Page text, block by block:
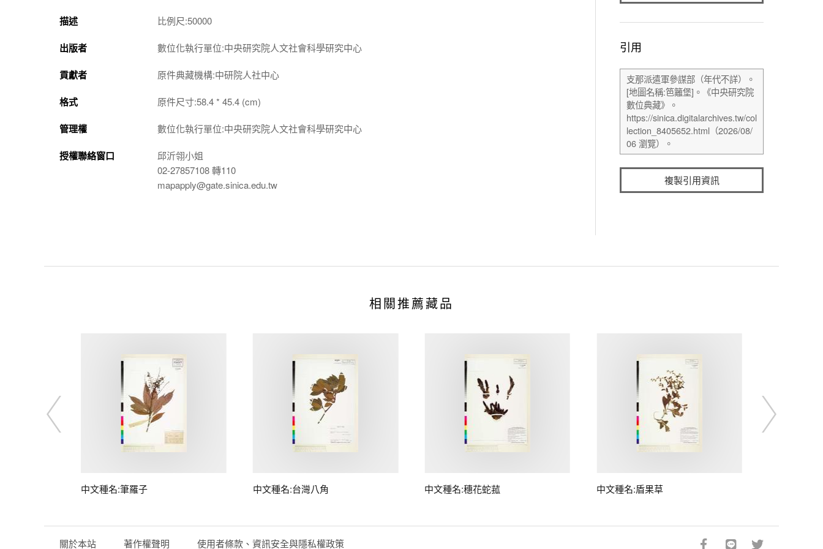
描述
比例尺:50000
出版者 數位化執行單位:中央研究院人文社會科學研究中心
貢獻者 原件典藏機構:中研院人社中心
格式 原件尺寸:58.4 * 45.4 (cm)
管理權 數位化執行單位:中央研究院人文社會科學研究中心
授權聯絡窗口
邱沂翎小姐
02-27857108 轉110
mapapply@gate.sinica.edu.tw
引用
複製引用資訊
相關推薦藏品
中文種名:筆羅子 中文種名:台灣八角 中文種名:穗花蛇菰 中文種名:盾果草
關於本站 著作權聲明 使用者條款、資訊安全與隱私權政策